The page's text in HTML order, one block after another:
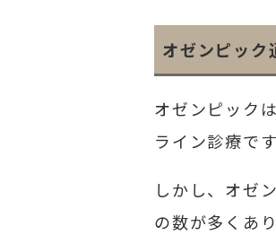
オゼンピック
オゼンピック
ライン診療です
しかし、オゼ
の数が多くあ